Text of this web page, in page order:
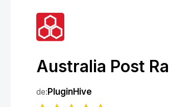
Australia Post
de: PluginHive